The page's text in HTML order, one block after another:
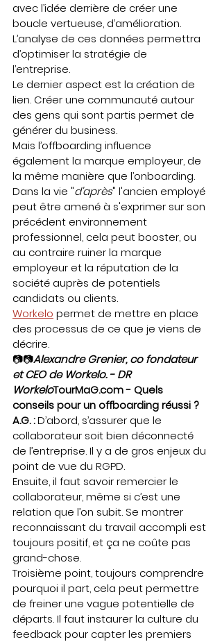
avec l’idée derrière de créer une
boucle vertueuse, d’amélioration.
L’analyse de ces données permettra
d’optimiser la stratégie de
l’entreprise.
Le dernier aspect est la création de
lien. Créer une communauté autour
des gens qui sont partis permet de
générer du business.
Mais l’offboarding influence
également la marque employeur, de
la même manière que l’onboarding.
Dans la vie "d'après" l'ancien employé
peut être amené à s'exprimer sur son
précédent environnement
professionnel, cela peut booster, ou
au contraire ruiner la marque
employeur et la réputation de la
société auprès de potentiels
candidats ou clients.
Workelo permet de mettre en place
des processus de ce que je viens de
décrire.
📷📷Alexandre Grenier, co fondateur
et CEO de Workelo. - DR
WorkeloTourMaG.com - Quels
conseils pour un offboarding réussi ?
A.G. : D’abord, s’assurer que le
collaborateur soit bien déconnecté
de l’entreprise. Il y a de gros enjeux du
point de vue du RGPD.
Ensuite, il faut savoir remercier le
collaborateur, même si c’est une
relation que l’on subit. Se montrer
reconnaissant du travail accompli est
toujours positif, et ça ne coûte pas
grand-chose.
Troisième point, toujours comprendre
pourquoi il part, cela peut permettre
de freiner une vague potentielle de
départs. Il faut instaurer la culture du
feedback pour capter les premiers